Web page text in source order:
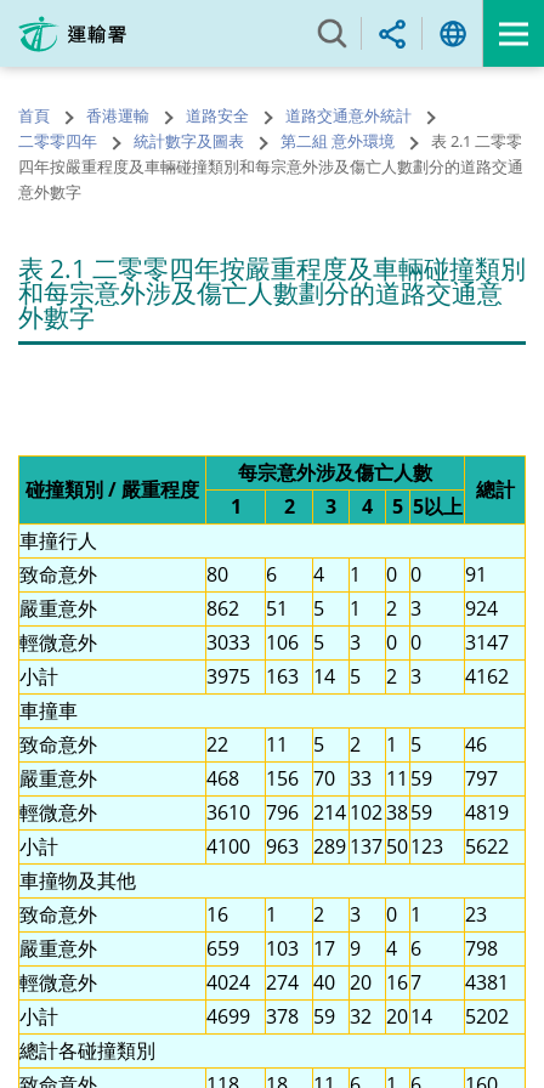
內
的
開
首頁 香港運輸 道路安全
道路交通意外統計
二零零四年
統計數字及圖表 第二組 意外環境
表 2.1 二零零
四年按嚴重程度及車輛碰撞類別和每宗意外涉及傷亡人數劃分的道路交通
意外數字
表 2.1 二零零四年按嚴重程度及車輛碰撞類別
和每宗意外涉及傷亡人數劃分的道路交通意
外數字
碰撞類別 / 嚴重程度
每宗意外涉及傷亡人數
總計
1 2 3 4 5 5以上
車撞行人
致命意外
80 6 4 1 0 0
91
嚴重意外
862 51 5 1 2 3
924
輕微意外
3033 106 5 3 0 0
3147
小計
3975 163 14 5 2 3
4162
車撞車
致命意外
22 11 5 2 1 5
46
嚴重意外
468 156 70 33 11 59
797
輕微意外
3610 796 2141023859
4819
小計
4100 963 28913750123
5622
車撞物及其他
致命意外
16 1 2 3 0 1
23
嚴重意外
659 103 17 9 4 6
798
輕微意外
4024 274 40 20 167
4381
小計
4699 378 59 32 2014
5202
總計各碰撞類別